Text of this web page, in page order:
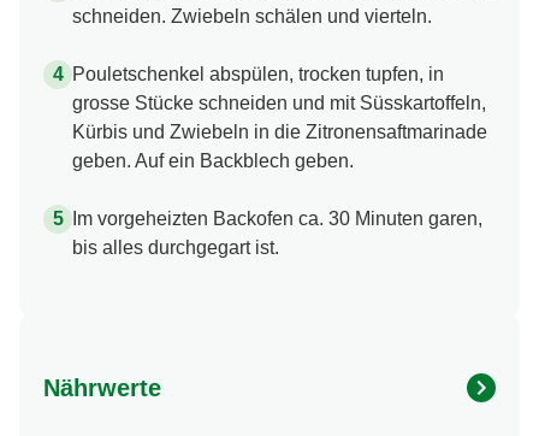
schneiden. Zwiebeln schälen und vierteln.
Pouletschenkel abspülen, trocken tupfen, in
grosse Stücke schneiden und mit Süsskartoffeln,
Kürbis und Zwiebeln in die Zitronensaftmarinade
geben. Auf ein Backblech geben.
Im vorgeheizten Backofen ca. 30 Minuten garen,
bis alles durchgegart ist.
Nährwerte